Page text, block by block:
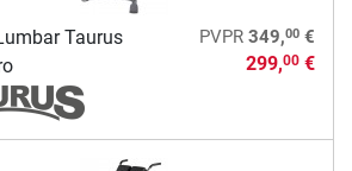
Taurus
PVPR 349,00€
299,00€